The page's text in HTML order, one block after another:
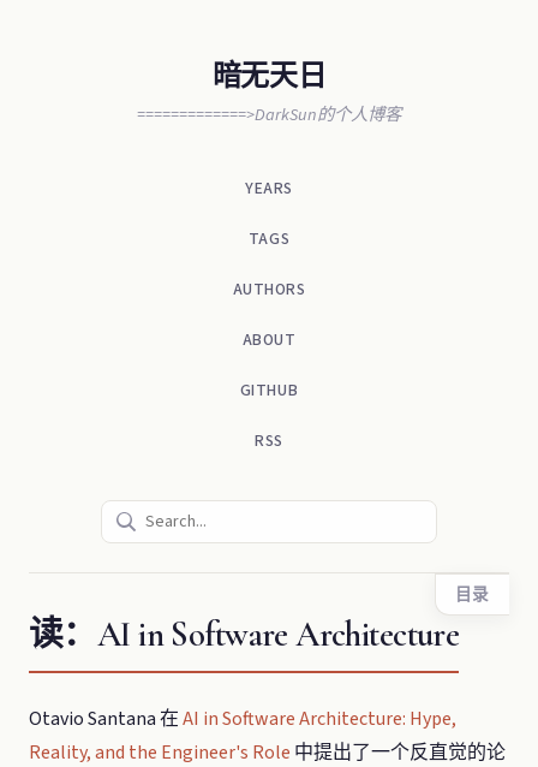
暗无天日
=============>DarkSun的个人博客
YEARS
TAGS
AUTHORS
ABOUT
GITHUB
RSS
读：AI in Software Architecture
目录
Otavio Santana 在AI in Software Architecture: Hype,
Reality, and the Engineer's Role 中提出了一个反直觉的论